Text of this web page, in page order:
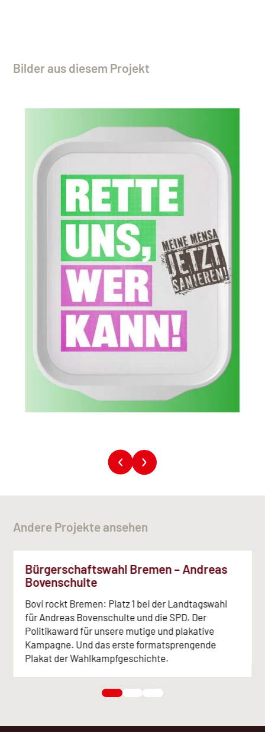
Bilder aus diesem Projekt
Andere Projekte ansehen
Bürgerschaftswahl Bremen – Andreas
Bovenschulte
Bovi rockt Bremen: Platz 1 bei der Landtagswahl
für Andreas Bovenschulte und die SPD. Der
Politikaward für unsere mutige und plakative
Kampagne. Und das erste formatsprengende
Plakat der Wahlkampfgeschichte.